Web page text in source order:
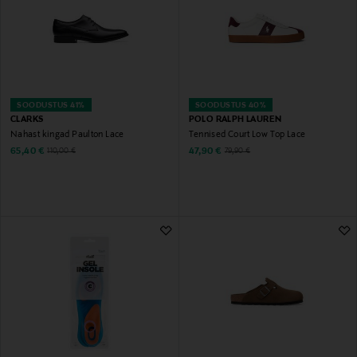
SOODUSTUS 41%
CLARKS
Nahast kingad Paulton Lace
Discounted Price
65,40 € Original Price
110,00 €
SOODUSTUS 40%
POLO RALPH LAUREN
Tennised Court Low Top Lace
Discounted Price
47,90 € Original Price
79,90 €